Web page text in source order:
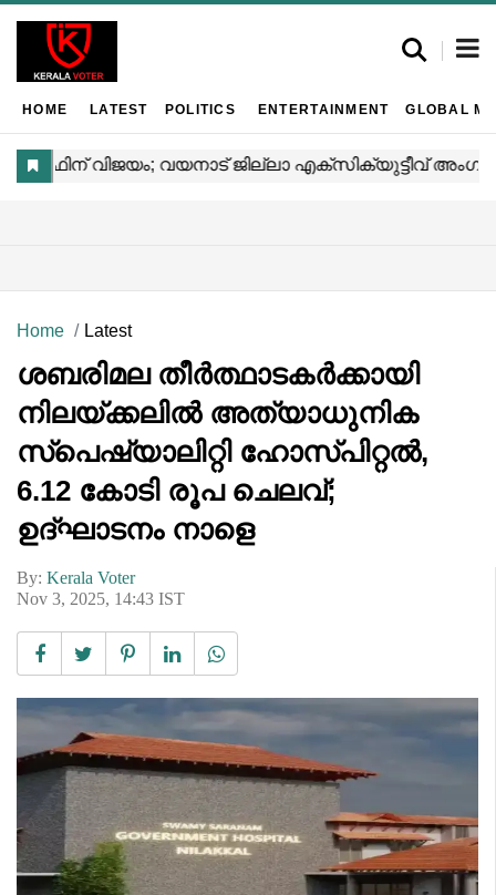
HOME LATEST POLITICS ENTERTAINMENT GLOBAL
Home Latest
ശബരിമല തീര്‍ത്ഥാടകര്‍ക്കായി
നിലയ്ക്കലില്‍ അത്യാധുനിക
സ്‌പെഷ്യാലിറ്റി ഹോസ്പിറ്റല്‍,
6.12 കോടി രൂപ ചെലവ്;
ഉദ്ഘാടനം നാളെ
By: Kerala Voter
Nov 3, 2025, 14:43 IST